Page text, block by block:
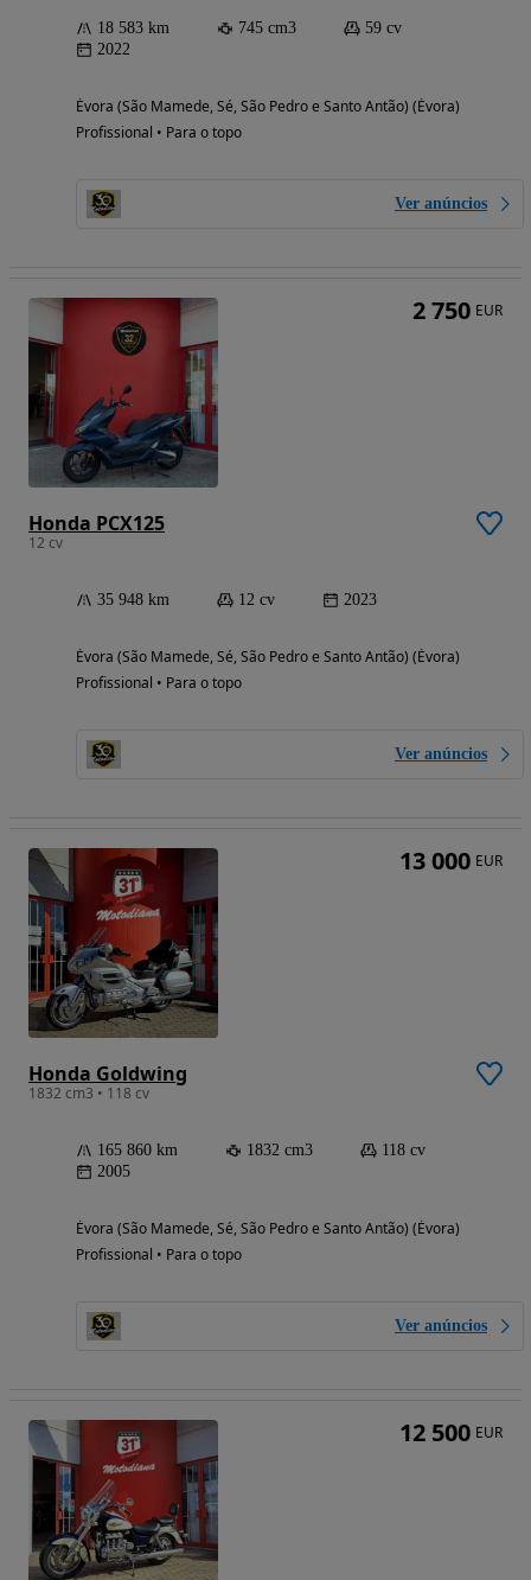
18 583 km 745 cm3
59 cv
2022
Évora (São Mamede, Sé, São Pedro e Santo Antão) (Évora)
Profissional • Para o topo
Ver anúncios
Honda PCX125
12 cv
35 948 km 12 cv 2023
Évora (São Mamede, Sé, São Pedro e Santo Antão) (Évora)
Profissional • Para o topo
Ver anúncios
2 750 EUR
Honda Goldwing
1832 cm3 • 118 cv
165 860 km 1832 cm3
118 cv
2005
Évora (São Mamede, Sé, São Pedro e Santo Antão) (Évora)
Profissional • Para o topo
Ver anúncios
13 000 EUR
12 500 EUR